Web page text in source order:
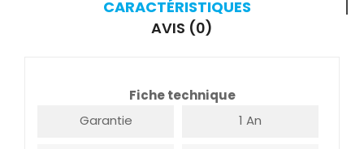
CARACTÉRISTIQUES
AVIS (0)
Fiche technique
Garantie
1 An